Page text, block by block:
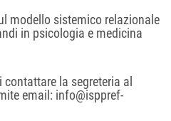
modello sistemico relazionale
in psicologia e medicina
la segreteria al
email: info@isppref-